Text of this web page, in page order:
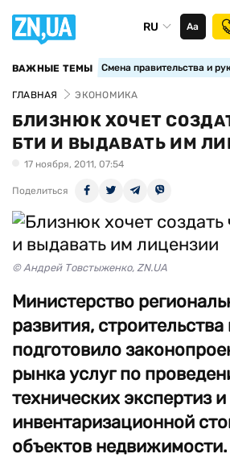
RU Аа
ВАЖНЫЕ ТЕМЫ Смена правительства и
ГЛАВНАЯ ЭКОНОМИКА
БЛИЗНЮК ХОЧЕТ
БТИ И ВЫДАВАТЬ ИМ
17 ноября, 2011, 07:54
Поделиться
© Андрей Товстыженко, ZN.UA
Министерство
развития,
подготовило
рынка услуг по
технических экспертиз
инвентаризационной
объектов недвижимости.